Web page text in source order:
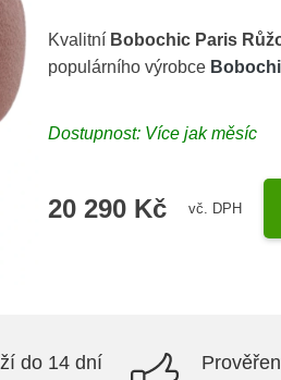
Kvalitní Bobochic Paris
populárního výrobce
Dostupnost: Více jak měsíc
20 290 Kč vč. DPH
do 14 dní